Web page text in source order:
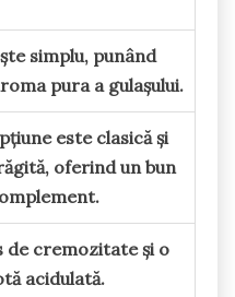
simplu, punând
pura a gulașului.
este clasică și
oferind un bun
de cremozitate și o
acidulată.